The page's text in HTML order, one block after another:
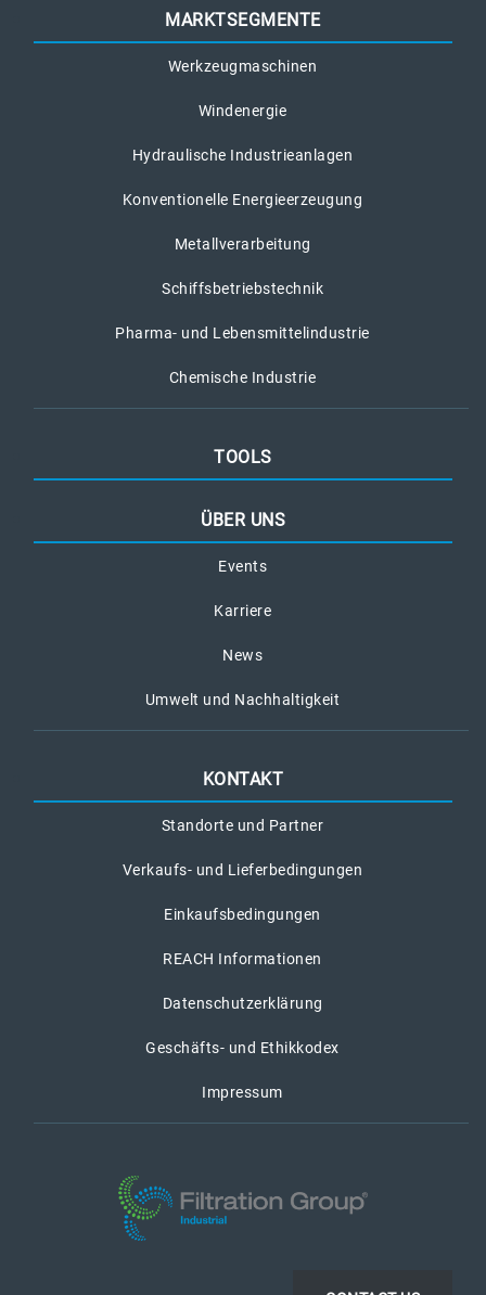
MARKTSEGMENTE
Werkzeugmaschinen
Windenergie
Hydraulische Industrieanlagen
Konventionelle Energieerzeugung
Metallverarbeitung
Schiffsbetriebstechnik
Pharma- und Lebensmittelindustrie
Chemische Industrie
TOOLS
ÜBER UNS
Events
Karriere
News
Umwelt und Nachhaltigkeit
KONTAKT
Standorte und Partner
Verkaufs- und Lieferbedingungen
Einkaufsbedingungen
REACH Informationen
Datenschutzerklärung
Geschäfts- und Ethikkodex
Impressum